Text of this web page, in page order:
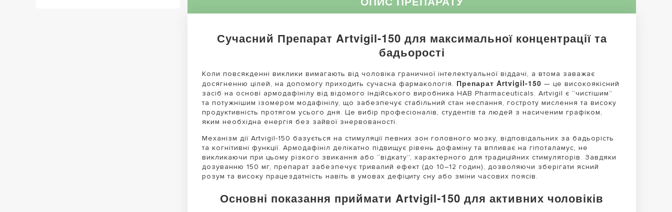
Сучасний Препарат Artvigil-150 для максимальної концентрації та
бадьорості
Коли повсякденні виклики вимагають від чоловіка граничної інтелектуальної віддачі, а втома заважає
досягненню цілей, на допомогу приходить сучасна фармакологія. Препарат Artvigil-150 — це високоякісний
засіб на основі армодафінілу від відомого індійського виробника HAB Pharmaceuticals. Artvigil є “чистішим”
та потужнішим ізомером модафінілу, що забезпечує стабільний стан неспання, гостроту мислення та високу
продуктивність протягом усього дня. Це вибір професіоналів, студентів та людей з насиченим графіком,
яким необхідна енергія без зайвої знервованості.
Механізм дії Artvigil-150 базується на стимуляції певних зон головного мозку, відповідальних за бадьорість
та когнітивні функції. Армодафініл делікатно підвищує рівень дофаміну та впливає на гіпоталамус, не
викликаючи при цьому різкого звикання або “відкату”, характерного для традиційних стимуляторів. Завдяки
дозуванню 150 мг, препарат забезпечує тривалий ефект (до 10–12 годин), дозволяючи зберігати ясний
розум та високу працездатність навіть в умовах дефіциту сну або зміни часових поясів.
Основні показання приймати Artvigil-150 для активних чоловіків